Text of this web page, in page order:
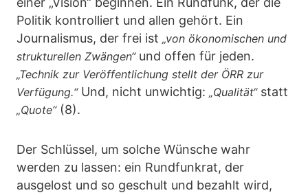
Politik kontrolliert und allen gehört. Ein
Journalismus, der frei ist „von ökonomischen und
strukturellen Zwängen“und offen für jeden.
„Technik zur Veröffentlichung stellt der ÖRR zur
Verfügung.“Und, nicht unwichtig: „Qualität“statt
„Quote“(8).
Der Schlüssel, um solche Wünsche wahr
werden zu lassen: ein Rundfunkrat, der
ausgelost und so geschult und bezahlt wird,